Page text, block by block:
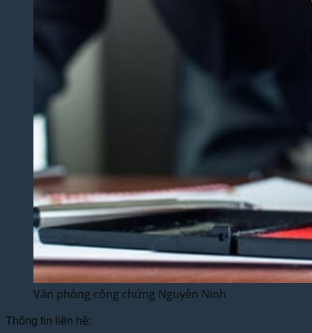
Văn phòng công chứng Nguyễn Ninh
Thông tin liên hệ: